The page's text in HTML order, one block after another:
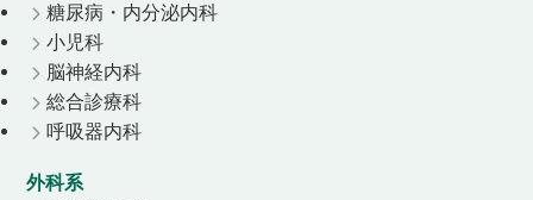
糖尿病・内分泌内科
小児科
脳神経内科
総合診療科
呼吸器内科
外科系